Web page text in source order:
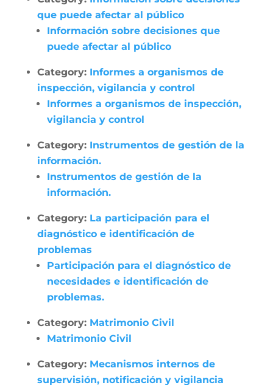
que puede afectar al público
Información sobre decisiones que
puede afectar al público
Category: Informes a organismos de
inspección, vigilancia y control
Informes a organismos de inspección,
vigilancia y control
Category: Instrumentos de gestión de la
información.
Instrumentos de gestión de la
información.
Category: La participación para el
diagnóstico e identificación de
problemas
Participación para el diagnóstico de
necesidades e identificación de
problemas.
Category: Matrimonio Civil
Matrimonio Civil
Category: Mecanismos internos de
supervisión, notificación y vigilancia